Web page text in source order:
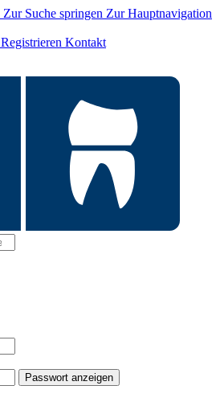
Zur Suche springen Zur Hauptnavigation
Registrieren Kontakt
Passwort anzeigen